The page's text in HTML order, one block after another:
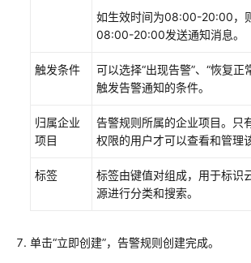
(阿
比
区
南
如生效时间为08:00-20:00，
08:00-20:00发送通知消息。
触发条件
可以选择“出现告警”、“恢复正
触发告警通知的条件。
归属企业
项目
告警规则所属的企业项目。只
权限的用户才可以查看和管理
标签
标签由键值对组成，用于标识
源进行分类和搜索。
单击“立即创建”，告警规则创建完成。